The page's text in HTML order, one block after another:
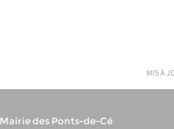
mis à
Mairie des Ponts-de-Cé